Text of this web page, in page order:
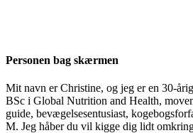
Personen bag skærmen
Mit navn er Christine, og jeg er en 30-
BSc i Global Nutrition and Health,
guide, bevægelsesentusiast,
M. Jeg håber du vil kigge dig lidt